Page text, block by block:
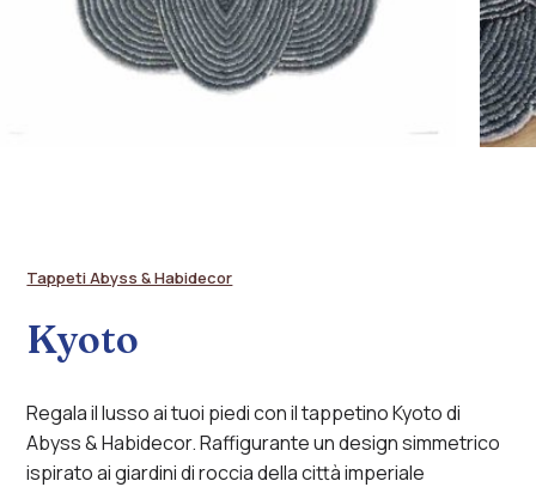
Tappeti Abyss & Habidecor
Kyoto
Regala il lusso ai tuoi piedi con il tappetino Kyoto di
Abyss & Habidecor. Raffigurante un design simmetrico
ispirato ai giardini di roccia della città imperiale